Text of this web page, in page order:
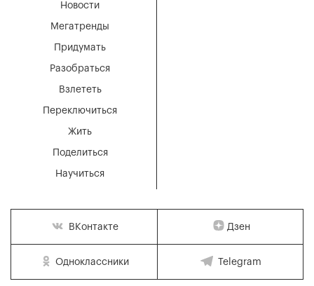
Мегатренды
Придумать
Разобраться
Взлететь
Новости
Переключиться
Жить
Поделиться
Научиться
ВКонтакте Дзен
Одноклассники Telegram